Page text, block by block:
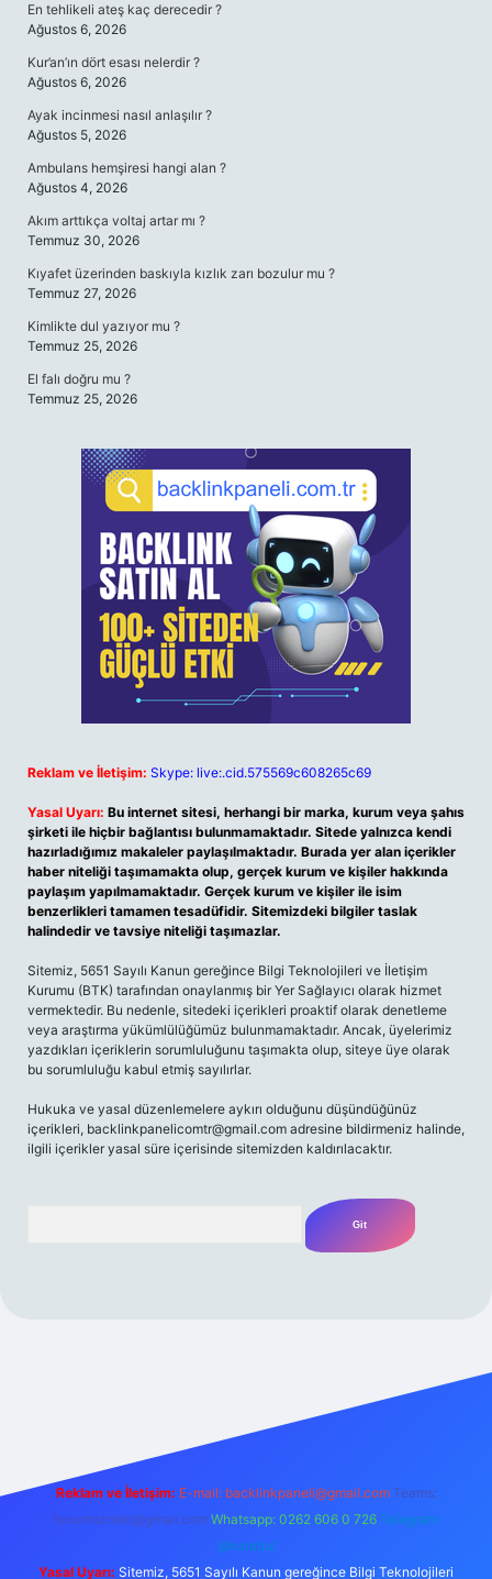
En tehlikeli ateş kaç derecedir ?
Ağustos 6, 2026
Kur’an’ın dört esası nelerdir ?
Ağustos 6, 2026
Ayak incinmesi nasıl anlaşılır ?
Ağustos 5, 2026
Ambulans hemşiresi hangi alan ?
Ağustos 4, 2026
Akım arttıkça voltaj artar mı ?
Temmuz 30, 2026
Kıyafet üzerinden baskıyla kızlık zarı bozulur mu ?
Temmuz 27, 2026
Kimlikte dul yazıyor mu ?
Temmuz 25, 2026
El falı doğru mu ?
Temmuz 25, 2026
Reklam ve İletişim: Skype: live:.cid.575569c608265c69
Yasal Uyarı: Bu internet sitesi, herhangi bir marka, kurum veya şahıs
şirketi ile hiçbir bağlantısı bulunmamaktadır. Sitede yalnızca kendi
hazırladığımız makaleler paylaşılmaktadır. Burada yer alan içerikler
haber niteliği taşımamakta olup, gerçek kurum ve kişiler hakkında
paylaşım yapılmamaktadır. Gerçek kurum ve kişiler ile isim
benzerlikleri tamamen tesadüfidir. Sitemizdeki bilgiler taslak
halindedir ve tavsiye niteliği taşımazlar.
Sitemiz, 5651 Sayılı Kanun gereğince Bilgi Teknolojileri ve İletişim
Kurumu (BTK) tarafından onaylanmış bir Yer Sağlayıcı olarak hizmet
vermektedir. Bu nedenle, sitedeki içerikleri proaktif olarak denetleme
veya araştırma yükümlülüğümüz bulunmamaktadır. Ancak, üyelerimiz
yazdıkları içeriklerin sorumluluğunu taşımakta olup, siteye üye olarak
bu sorumluluğu kabul etmiş sayılırlar.
Hukuka ve yasal düzenlemelere aykırı olduğunu düşündüğünüz
içerikleri, backlinkpanelicomtr@gmail.com adresine bildirmeniz halinde,
ilgili içerikler yasal süre içerisinde sitemizden kaldırılacaktır.
Reklam ve İletişim: E-mail: backlinkpaneli@gmail.com Teams:
forumhizmeti@gmail.com Whatsapp: 0262 606 0 726 Telegram:
@karabul
Yasal Uyarı: Sitemiz, 5651 Sayılı Kanun gereğince Bilgi Teknolojileri